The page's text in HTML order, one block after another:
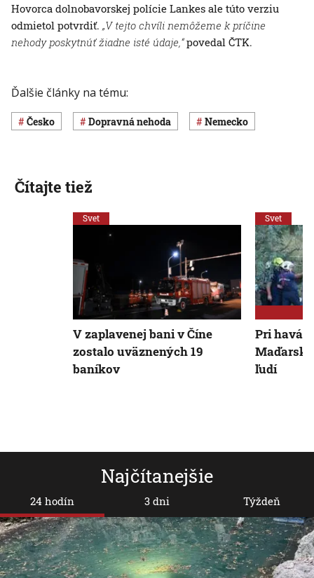
Hovorca dolnobavorskej polície Lankes ale túto verziu
odmietol potvrdiť. „V tejto chvíli nemôžeme k príčine
nehody poskytnúť žiadne isté údaje,“povedal ČTK.
Ďalšie články na tému:
Česko dopravná nehoda Nemecko
Najčítanejšie
24 hodín 3 dni Týždeň
Čítajte tiež
Svet
V zaplavenej bani v Číne
zostalo uväznených 19
baníkov
Svet
Pri
ľudí